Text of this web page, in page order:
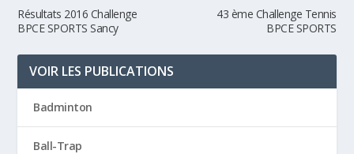
Résultats 2016 Challenge
BPCE SPORTS Sancy
43 ème Challenge Tennis
BPCE SPORTS
VOIR LES PUBLICATIONS
Badminton
Ball-Trap